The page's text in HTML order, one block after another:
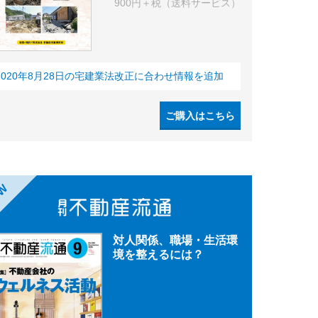
900円＋税（送料サービス）
年8月28日の宅建業法改正に合わせ情報を追加
ご購入はこちら
対人関係、職場・生活環
境を整えるには？